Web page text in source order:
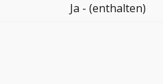
Ja - (enthalten)